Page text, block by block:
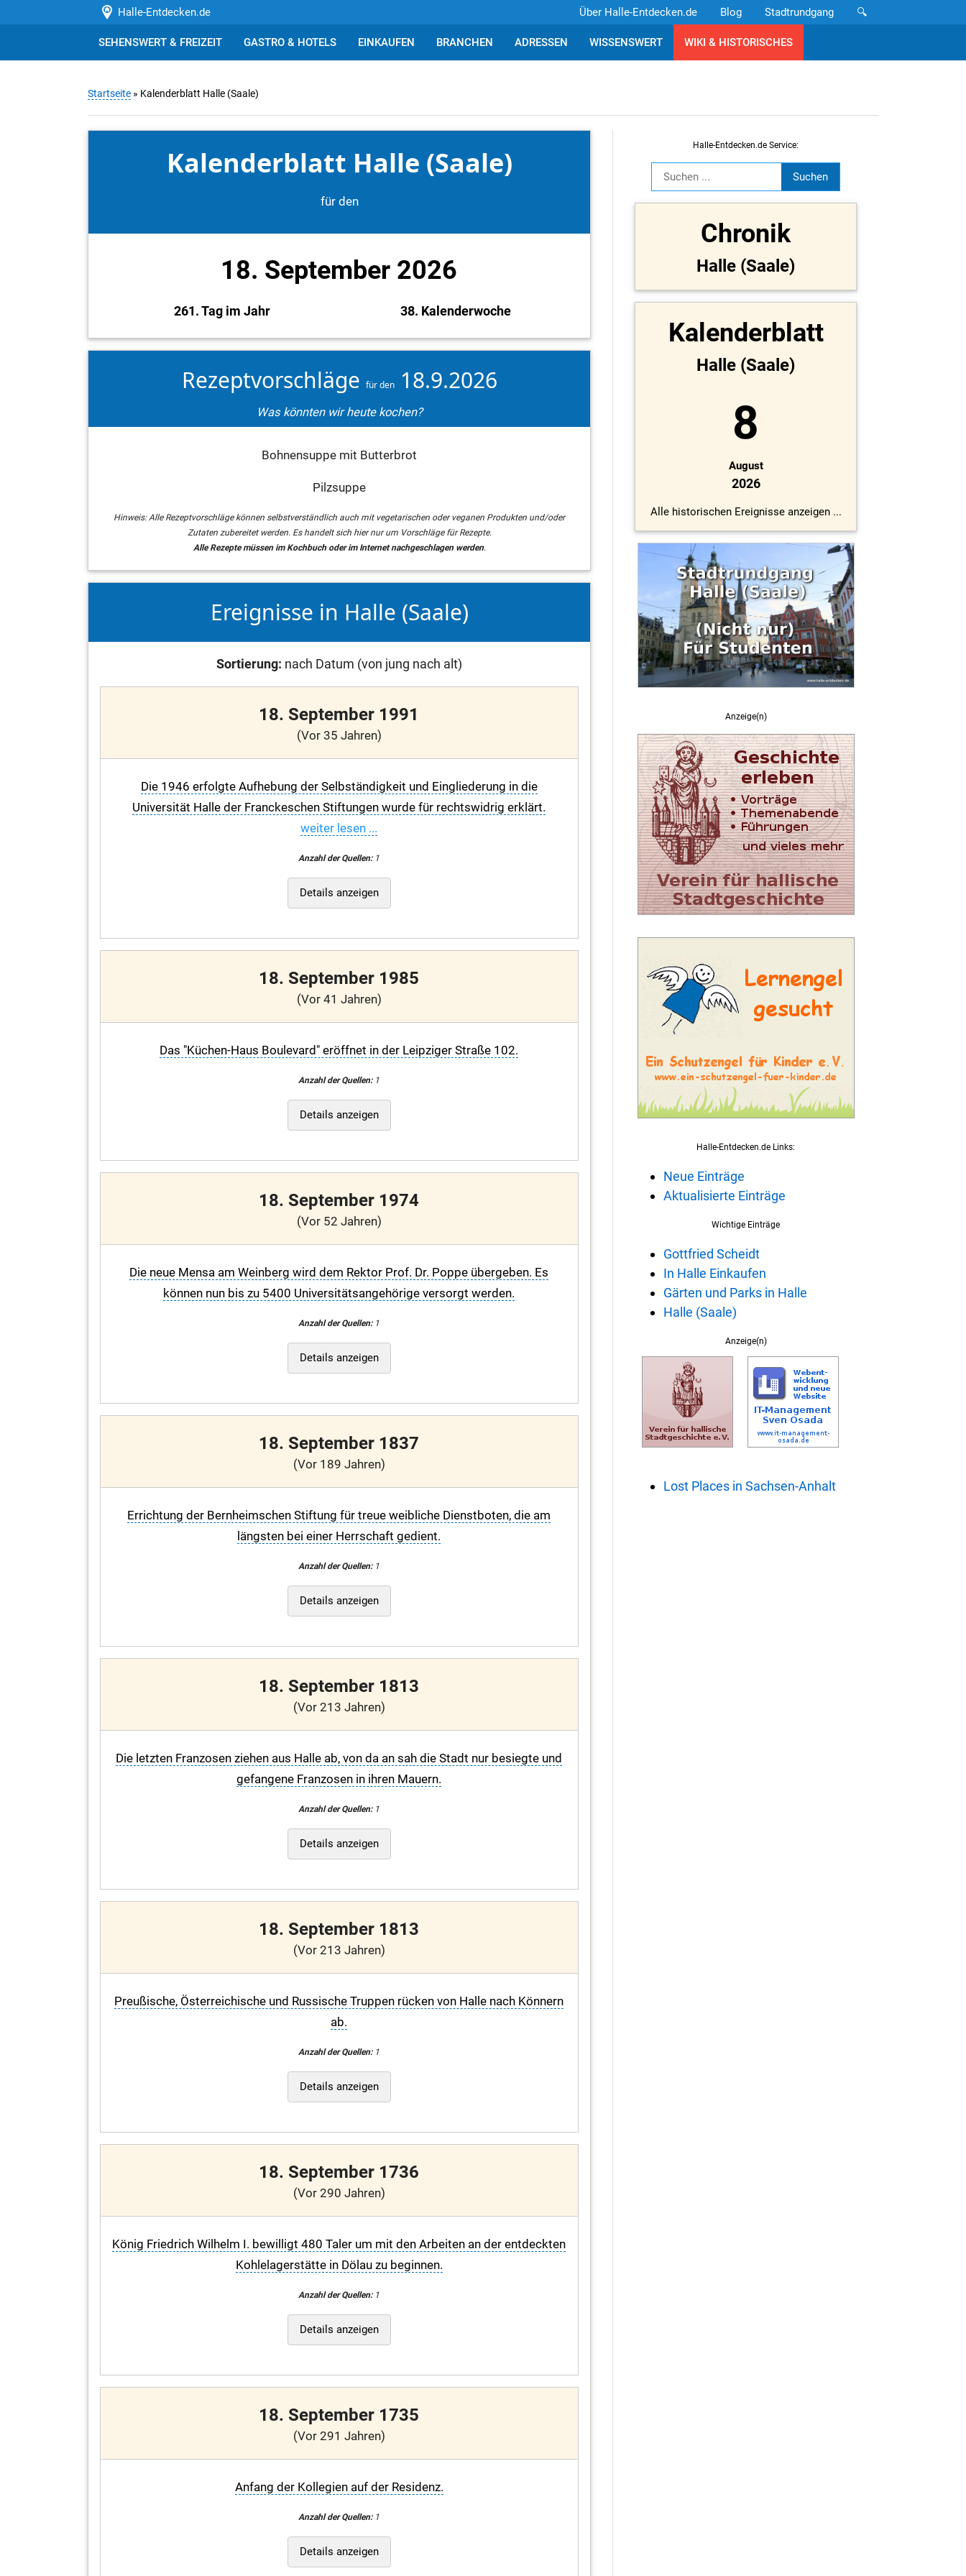
Halle-Entdecken.de 🔍
Stadtrundgang
Blog
Über Halle-Entdecken.de
SEHENSWERT & FREIZEIT GASTRO & HOTELS EINKAUFEN BRANCHEN ADRESSEN WISSENSWERT WIKI & HISTORISCHES
Startseite » Kalenderblatt Halle (Saale)
Kalenderblatt Halle (Saale)
für den
18. September 2026
261. Tag im Jahr 38. Kalenderwoche
Rezeptvorschläge für den18.9.2026
Was könnten wir heute kochen?
Bohnensuppe mit Butterbrot
Pilzsuppe
Hinweis: Alle Rezeptvorschläge können selbstverständlich auch mit vegetarischen oder veganen Produkten und/oder
Zutaten zubereitet werden. Es handelt sich hier nur um Vorschläge für Rezepte.
Alle Rezepte müssen im Kochbuch oder im Internet nachgeschlagen werden.
Ereignisse in Halle (Saale)
Sortierung: nach Datum (von jung nach alt)
18. September 1991
(Vor 35 Jahren)
Die 1946 erfolgte Aufhebung der Selbständigkeit und Eingliederung in die
Universität Halle der Franckeschen Stiftungen wurde für rechtswidrig erklärt.
weiter lesen ...
Anzahl der Quellen:1
Details anzeigen
18. September 1985
(Vor 41 Jahren)
Das "Küchen-Haus Boulevard" eröffnet in der Leipziger Straße 102.
Anzahl der Quellen:1
Details anzeigen
18. September 1974
(Vor 52 Jahren)
Die neue Mensa am Weinberg wird dem Rektor Prof. Dr. Poppe übergeben. Es
können nun bis zu 5400 Universitätsangehörige versorgt werden.
Anzahl der Quellen:1
Details anzeigen
18. September 1837
(Vor 189 Jahren)
Errichtung der Bernheimschen Stiftung für treue weibliche Dienstboten, die am
längsten bei einer Herrschaft gedient.
Anzahl der Quellen:1
Details anzeigen
18. September 1813
(Vor 213 Jahren)
Die letzten Franzosen ziehen aus Halle ab, von da an sah die Stadt nur besiegte und
gefangene Franzosen in ihren Mauern.
Anzahl der Quellen:1
Details anzeigen
18. September 1813
(Vor 213 Jahren)
Preußische, Österreichische und Russische Truppen rücken von Halle nach Könnern
ab.
Anzahl der Quellen:1
Details anzeigen
18. September 1736
(Vor 290 Jahren)
König Friedrich Wilhelm I. bewilligt 480 Taler um mit den Arbeiten an der entdeckten
Kohlelagerstätte in Dölau zu beginnen.
Anzahl der Quellen:1
Details anzeigen
18. September 1735
(Vor 291 Jahren)
Anfang der Kollegien auf der Residenz.
Anzahl der Quellen:1
Details anzeigen
Halle-Entdecken.de Service:
Chronik
Halle (Saale)
Kalenderblatt
Halle (Saale)
8
August
2026
Alle historischen Ereignisse anzeigen ...
Anzeige(n)
Halle-Entdecken.de Links:
Neue Einträge
Aktualisierte Einträge
Wichtige Einträge
Gottfried Scheidt
In Halle Einkaufen
Gärten und Parks in Halle
Halle (Saale)
Anzeige(n)
Lost Places in Sachsen-Anhalt